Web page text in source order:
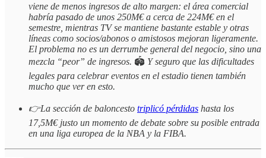
viene de menos ingresos de alto margen: el área comercial
habría pasado de unos 250M€ a cerca de 224M€ en el
semestre, mientras TV se mantiene bastante estable y otras
líneas como socios/abonos o amistosos mejoran ligeramente.
El problema no es un derrumbe general del negocio, sino una
mezcla “peor” de ingresos. 🏟️ Y seguro que las dificultades
legales para celebrar eventos en el estadio tienen también
mucho que ver en esto.
👉La sección de baloncesto triplicó pérdidas hasta los
17,5M€ justo un momento de debate sobre su posible entrada
en una liga europea de la NBA y la FIBA.